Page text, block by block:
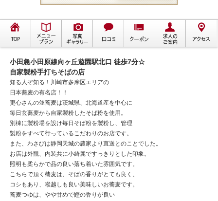
小田急小田原線向ヶ丘遊園駅北口 徒歩7分☆
自家製粉手打ちそばの店
知る人ぞ知る！川崎市多摩区エリアの
日本蕎麦の有名店！！
更心さんの並蕎麦は茨城県、北海道産を中心に
毎日玄蕎麦から自家製粉したそば粉を使用。
別棟に製粉場を設け毎日そば粉を製粉し、管理
製粉をすべて行っているこだわりのお店です。
また、わさびは静岡天城の農家より直送とのことでした。
お店は外観、内装共に小綺麗ですっきりとした印象。
照明も柔らかで品の良い落ち着いた雰囲気です。
こちらで頂く蕎麦は、そばの香りがとても良く、
コシもあり、喉越しも良い美味しいお蕎麦です。
蕎麦つゆは、やや甘めで鰹の香りが良い